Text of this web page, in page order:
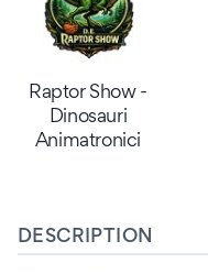
Raptor Show -
Dinosauri
Animatronici
DESCRIPTION